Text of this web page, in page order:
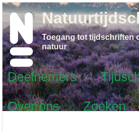
Deelnemers
Over ons
Zoeken
Toegang tot tijdschriften
natuur